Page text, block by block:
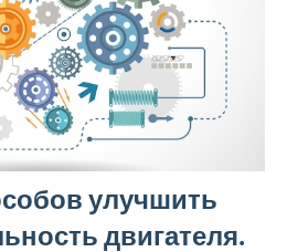
улучшить
двигателя.